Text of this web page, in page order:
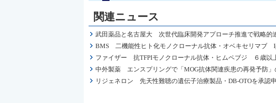
関連ニュース
武田薬品と名古屋大 次世代臨床開発アプローチ推進で戦略
BMS 二機能性ヒト化モノクローナル抗体・オベキセリマブ
ファイザー 抗TFPIモノクローナル抗体・ヒムペブジ ６歳以
中外製薬 エンスプリングで「MOG抗体関連疾患の再発予防
リジェネロン 先天性難聴の遺伝子治療製品・DB-OTOを承認